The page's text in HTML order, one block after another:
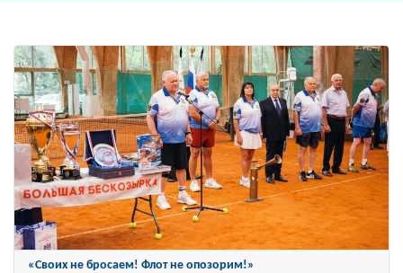
Константин Затулин награжден Орденом «За заслуги перед